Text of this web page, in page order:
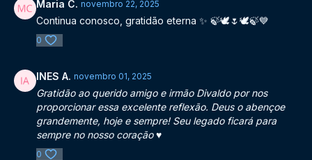
Maria C. novembro 22, 2025
Continua conosco, gratidão eterna ✨️ 🍃🕊🌷🕊🍃💙
0
INES A. novembro 01, 2025
Gratidão ao querido amigo e irmão Divaldo por nos
proporcionar essa excelente reflexão. Deus o abençoe
grandemente, hoje e sempre! Seu legado ficará para
sempre no nosso coração ♥️
0